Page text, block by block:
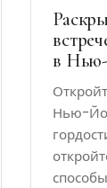
в
Нью-